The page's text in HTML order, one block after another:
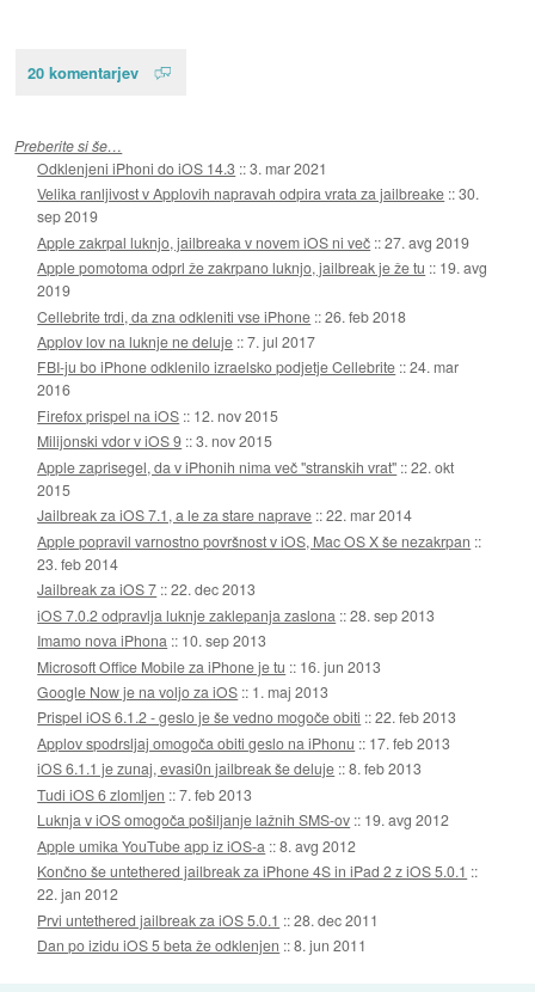
20 komentarjev
Preberite si še…
Odklenjeni iPhoni do iOS 14.3 ::3. mar 2021
Velika ranljivost v Applovih napravah odpira vrata za jailbreake ::30.
sep 2019
Apple zakrpal luknjo, jailbreaka v novem iOS ni več ::27. avg 2019
Apple pomotoma odprl že zakrpano luknjo, jailbreak je že tu :: 19. avg
2019
Cellebrite trdi, da zna odkleniti vse iPhone ::26. feb 2018
Applov lov na luknje ne deluje ::7. jul 2017
FBI-ju bo iPhone odklenilo izraelsko podjetje Cellebrite ::24. mar
2016
Firefox prispel na iOS :: 12. nov 2015
Milijonski vdor v iOS 9 ::3. nov 2015
Apple zaprisegel, da v iPhonih nima več "stranskih vrat" ::22. okt
2015
Jailbreak za iOS 7.1, a le za stare naprave ::22. mar 2014
Apple popravil varnostno površnost v iOS, Mac OS X še nezakrpan ::
23. feb 2014
Jailbreak za iOS 7 ::22. dec 2013
iOS 7.0.2 odpravlja luknje zaklepanja zaslona ::28. sep 2013
Imamo nova iPhona :: 10. sep 2013
Microsoft Office Mobile za iPhone je tu :: 16. jun 2013
Google Now je na voljo za iOS :: 1. maj 2013
Prispel iOS 6.1.2 - geslo je še vedno mogoče obiti ::22. feb 2013
Applov spodrsljaj omogoča obiti geslo na iPhonu :: 17. feb 2013
iOS 6.1.1 je zunaj, evasi0n jailbreak še deluje ::8. feb 2013
Tudi iOS 6 zlomljen ::7. feb 2013
Luknja v iOS omogoča pošiljanje lažnih SMS-ov :: 19. avg 2012
Apple umika YouTube app iz iOS-a ::8. avg 2012
Končno še untethered jailbreak za iPhone 4S in iPad 2 z iOS 5.0.1 ::
22. jan 2012
Prvi untethered jailbreak za iOS 5.0.1 ::28. dec 2011
Dan po izidu iOS 5 beta že odklenjen ::8. jun 2011